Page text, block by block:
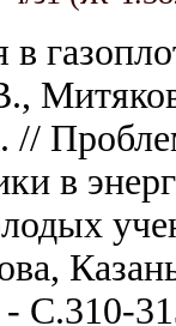
//
в
С.310-